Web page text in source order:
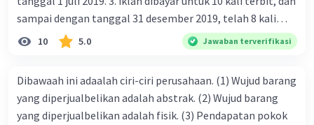
sampai dengan tanggal 31 desember 2019, telah 8 kali
terbit. 4. gaji terutang untuk periode berjalan sebesar
Rp800.000,00 dari data di atas, pencatatan jurnal pembalik
10 5.0 Jawaban terverifikasi
Dibawaah ini adaalah ciri-ciri perusahaan. (1) Wujud barang
yang diperjualbelikan adalah abstrak. (2) Wujud barang
yang diperjualbelikan adalah fisik. (3) Pendapatan pokok